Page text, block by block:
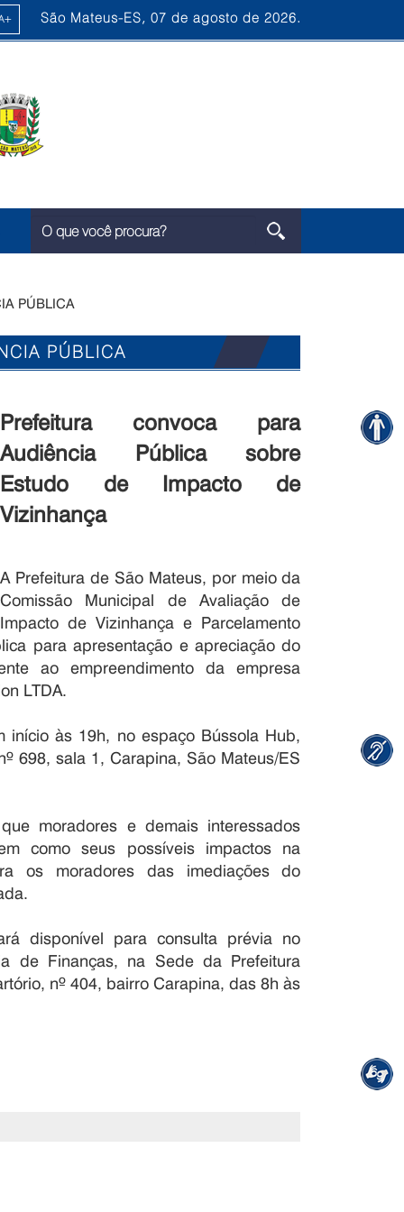
São Mateus-ES, 07 de agosto de 2026.
PÚBLICA
PÚBLICA
Prefeitura convoca para
Audiência Pública sobre
Estudo de Impacto de
Vizinhança
A Prefeitura de São Mateus, por meio da
Comissão Municipal de Avaliação de
Impacto de Vizinhança e Parcelamento
para apresentação e apreciação do
ao empreendimento da empresa
LTDA.
às 19h, no espaço Bússola Hub,
698, sala 1, Carapina, São Mateus/ES
moradores e demais interessados
como seus possíveis impactos na
os moradores das imediações do
disponível para consulta prévia no
de Finanças, na Sede da Prefeitura
nº 404, bairro Carapina, das 8h às